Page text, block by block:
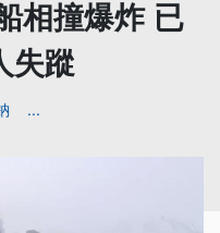
相撞爆炸 已
失蹤
...